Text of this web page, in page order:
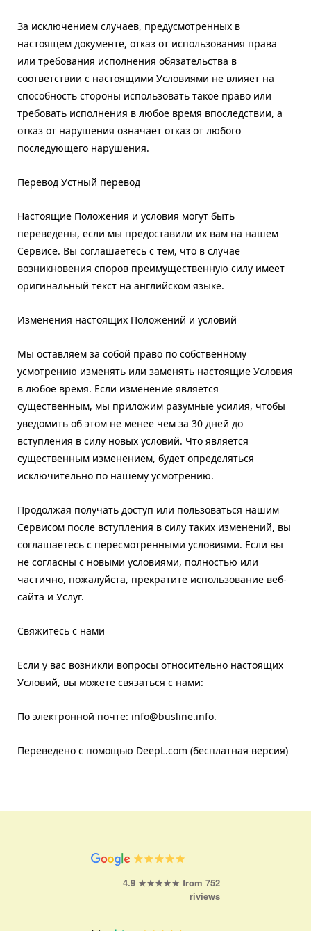
За исключением случаев, предусмотренных в
настоящем документе, отказ от использования права
или требования исполнения обязательства в
соответствии с настоящими Условиями не влияет на
способность стороны использовать такое право или
требовать исполнения в любое время впоследствии, а
отказ от нарушения означает отказ от любого
последующего нарушения.
Перевод Устный перевод
Настоящие Положения и условия могут быть
переведены, если мы предоставили их вам на нашем
Сервисе. Вы соглашаетесь с тем, что в случае
возникновения споров преимущественную силу имеет
оригинальный текст на английском языке.
Изменения настоящих Положений и условий
Мы оставляем за собой право по собственному
усмотрению изменять или заменять настоящие Условия
в любое время. Если изменение является
существенным, мы приложим разумные усилия, чтобы
уведомить об этом не менее чем за 30 дней до
вступления в силу новых условий. Что является
существенным изменением, будет определяться
исключительно по нашему усмотрению.
Продолжая получать доступ или пользоваться нашим
Сервисом после вступления в силу таких изменений, вы
соглашаетесь с пересмотренными условиями. Если вы
не согласны с новыми условиями, полностью или
частично, пожалуйста, прекратите использование веб-
сайта и Услуг.
Свяжитесь с нами
Если у вас возникли вопросы относительно настоящих
Условий, вы можете связаться с нами:
По электронной почте: info@busline.info.
Переведено с помощью DeepL.com (бесплатная версия)
4.9 ★★★★★ from 752
riviews